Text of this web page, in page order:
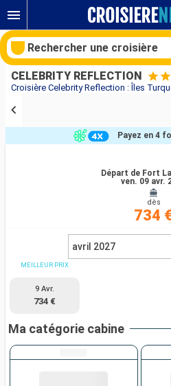
CELEBRITY REFLECTION
Départ de Fort
ven. 09 avr.
dès
734
Payez en 4
avril 2027
MEILLEUR PRIX
9 Avr.
734 €
Ma catégorie cabine
Rechercher une croisière